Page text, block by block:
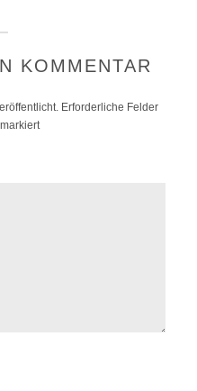
KOMMENTAR
Erforderliche Felder